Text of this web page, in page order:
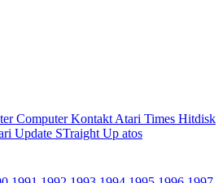
Computer Kontakt Atari Times Hitdisk
Update STraight Up atos